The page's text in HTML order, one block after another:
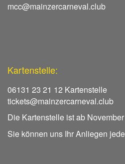
mcc@mainzercarneval.club
Kartenstelle:
06131 23 21 12 Kartenstelle
tickets@mainzercarneval.club
Die Kartenstelle ist ab
Sie können uns Ihr Anliegen